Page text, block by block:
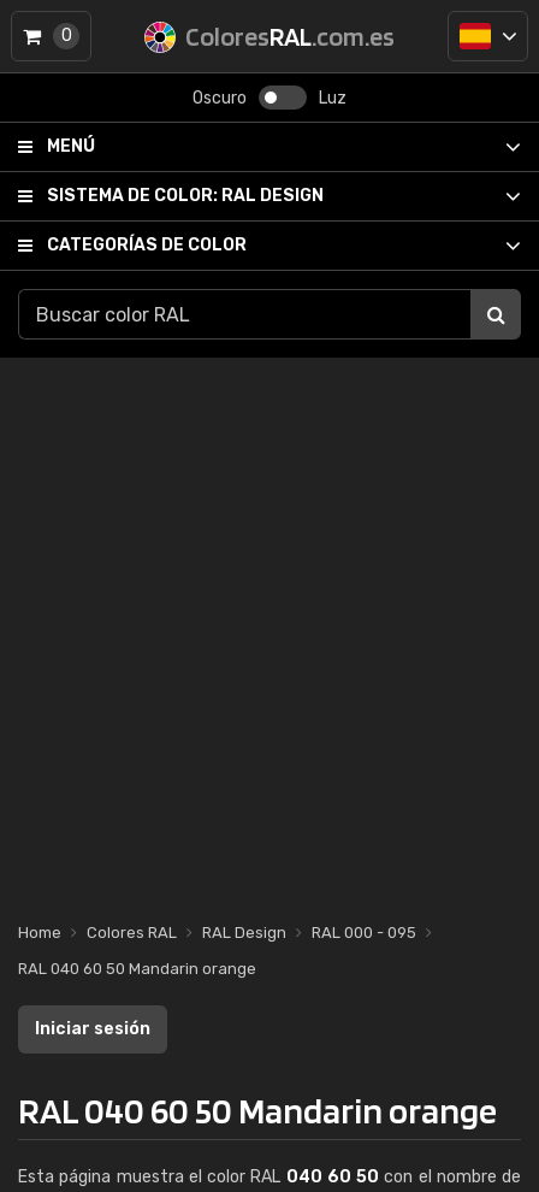
ColoresRAL.com.es
Oscuro Luz
MENÚ
SISTEMA DE COLOR: RAL DESIGN
CATEGORÍAS DE COLOR
0
Home Colores RAL RAL Design
RAL 000 - 095
RAL 040 60 50 Mandarin orange
Iniciar sesión
RAL 040 60 50 Mandarin orange
Esta página muestra el color RAL 040 60 50 con el nombre de